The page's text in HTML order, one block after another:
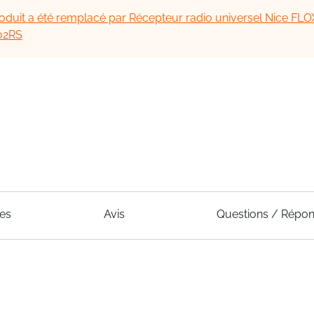
a été remplacé par Récepteur radio universel Nice
Avis Questions /